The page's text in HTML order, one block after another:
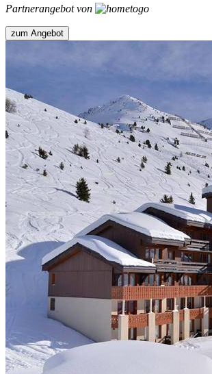
Partnerangebot von
zum Angebot